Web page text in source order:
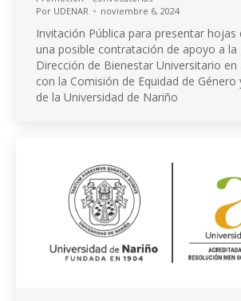
Por UDENAR noviembre 6, 2024
Invitación Pública para presentar hojas
una posible contratación de apoyo a la
Dirección de Bienestar Universitario en
con la Comisión de Equidad de Género
de la Universidad de Nariño